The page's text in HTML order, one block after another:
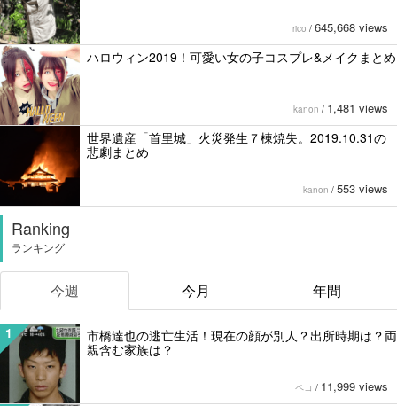
rico / 645,668 views
ハロウィン2019！可愛い女の子コスプレ&メイクまとめ
kanon / 1,481 views
世界遺産「首里城」火災発生７棟焼失。2019.10.31の
悲劇まとめ
kanon / 553 views
Ranking
ランキング
今週 今月 年間
1
市橋達也の逃亡生活！現在の顔が別人？出所時期は？両
親含む家族は？
ペコ / 11,999 views